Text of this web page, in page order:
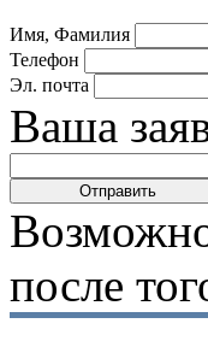
Имя, Фамилия
Телефон
Эл. почта
Ваша
после